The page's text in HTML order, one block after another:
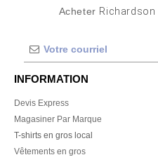
Acheter Richardson
INFORMATION
Devis Express
Magasiner Par Marque
T-shirts en gros local
Vêtements en gros